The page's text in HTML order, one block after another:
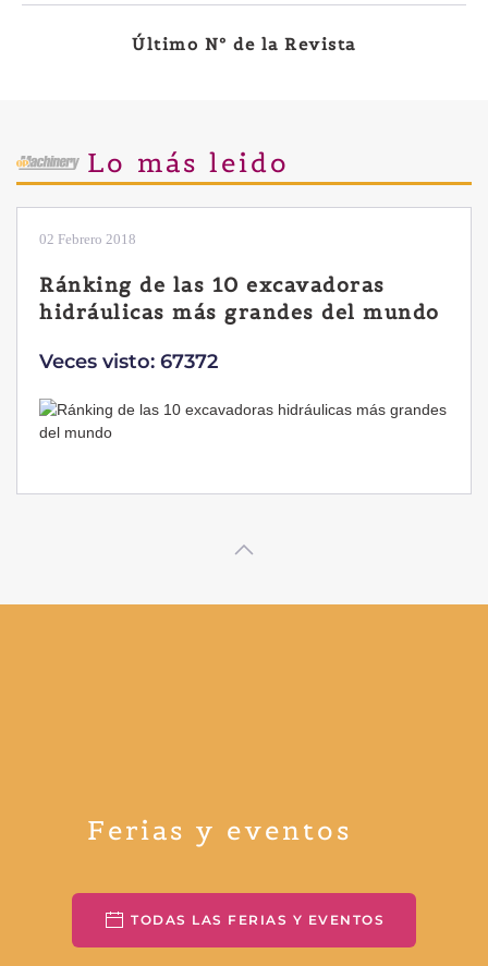
Último Nº de la Revista
Lo más leido
28 Enero 2019
Las ventajas de la excavadora
Yanmar B7 Sigma-6
Veces visto: 32213
Ferias y eventos
TODAS LAS FERIAS Y EVENTOS